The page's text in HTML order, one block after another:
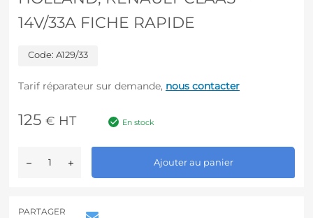
14V/33A FICHE RAPIDE
Code: A129/33
Tarif réparateur sur demande, nous contacter
125 € HT En stock
Ajouter au panier
PARTAGER